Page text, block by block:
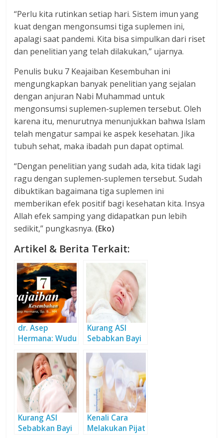
“Perlu kita rutinkan setiap hari. Sistem imun yang
kuat dengan mengonsumsi tiga suplemen ini,
apalagi saat pandemi. Kita bisa simpulkan dari riset
dan penelitian yang telah dilakukan,” ujarnya.
Penulis buku 7 Keajaiban Kesembuhan ini
mengungkapkan banyak penelitian yang sejalan
dengan anjuran Nabi Muhammad untuk
mengonsumsi suplemen-suplemen tersebut. Oleh
karena itu, menurutnya menunjukkan bahwa Islam
telah mengatur sampai ke aspek kesehatan. Jika
tubuh sehat, maka ibadah pun dapat optimal.
“Dengan penelitian yang sudah ada, kita tidak lagi
ragu dengan suplemen-suplemen tersebut. Sudah
dibuktikan bagaimana tiga suplemen ini
memberikan efek positif bagi kesehatan kita. Insya
Allah efek samping yang didapatkan pun lebih
sedikit,” pungkasnya. (Eko)
Artikel & Berita Terkait:
dr. Asep
Hermana: Wudu
Covid-19
Kurang ASI
Sebabkan Bayi
Solusinya
Kurang ASI
Sebabkan Bayi
Kenali Cara
Melakukan Pijat